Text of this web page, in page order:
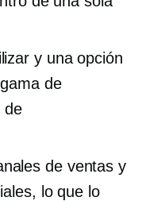
y una opción
de
de
de ventas y
lo que lo